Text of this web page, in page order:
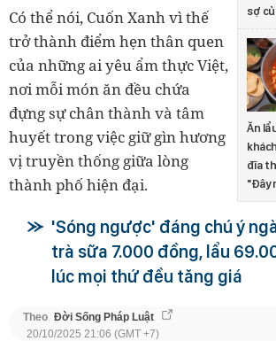
sợ
Ăn
đĩa
"Đây
Có thể nói, Cuốn Xanh vì thế
trở thành điểm hẹn thân quen
của những ai yêu ẩm thực Việt,
nơi mỗi món ăn đều chứa
đựng sự chân thành và tâm
huyết trong việc giữ gìn hương
vị truyền thống giữa lòng
thành phố hiện đại.
'Sóng ngược' đáng chú ý
trà sữa 7.000 đồng, lẩu
lúc mọi thứ đều tăng giá
Theo Đời Sống Pháp Luật
20/10/2025 21:06 (GMT +7)